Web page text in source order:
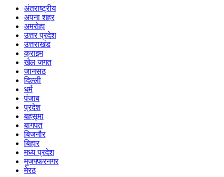
अंतराष्ट्रीय
अपना शहर
अमरोहा
उत्तर प्रदेश
उत्तराखंड
क्राइम
खेल जगत
जानसठ
दिल्ली
धर्म
पंजाब
प्रदेश
बहसूमा
बागपत
बिजनौर
बिहार
मध्य प्रदेश
मुजफ्फरनगर
मेरठ